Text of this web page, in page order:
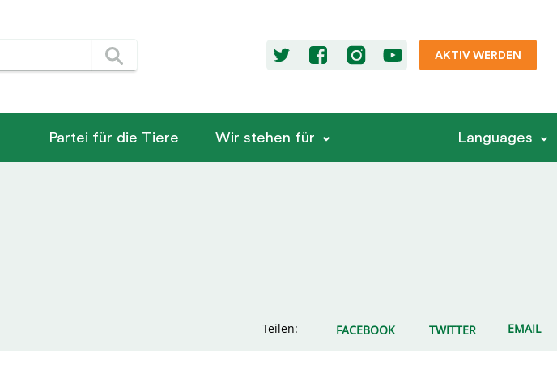
AKTIV WERDEN
Partei für die Tiere Wir stehen für Languages
Teilen: FACEBOOK TWITTER EMAIL